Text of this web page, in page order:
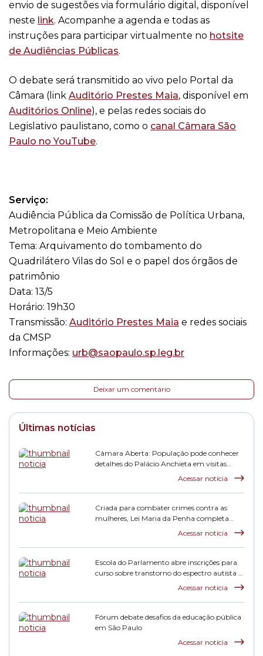
envio de sugestões via formulário digital, disponível
neste link. Acompanhe a agenda e todas as
instruções para participar virtualmente no hotsite
de Audiências Públicas.
O debate será transmitido ao vivo pelo Portal da
Câmara (link Auditório Prestes Maia, disponível em
Auditórios Online), e pelas redes sociais do
Legislativo paulistano, como o canal Câmara São
Paulo no YouTube.
Serviço:
Audiência Pública da Comissão de Política Urbana,
Metropolitana e Meio Ambiente
Tema: Arquivamento do tombamento do
Quadrilátero Vilas do Sol e o papel dos órgãos de
patrimônio
Data: 13/5
Horário: 19h30
Transmissão: Auditório Prestes Maia e redes sociais
da CMSP
Informações: urb@saopaulo.sp.leg.br
Deixar um comentário
Últimas notícias
Câmara Aberta: População pode conhecer
detalhes do Palácio Anchieta em visitas
Acessar notícia
Criada para combater crimes contra as
mulheres, Lei Maria da Penha completa
Acessar notícia
Escola do Parlamento abre inscrições para
curso sobre transtorno do espectro autista e
Acessar notícia
Fórum debate desafios da educação pública
em São Paulo
Acessar notícia